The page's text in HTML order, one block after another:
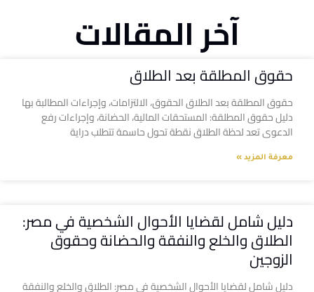
آخر المقالات
حقوق المطلقة بعد الطلاق
حقوق المطلقة بعد الطلاق الحقوق، الالتزامات، وإجراءات المطالبة بها
دليل حقوق المطلقة: المستحقات المالية، الحضانة، وإجراءات رفع
الدعوى تعد لحظة الطلاق نقطة تحول حاسمة تتطلب دراية
معرفة المزيد »
دليل شامل لقضايا الأحوال الشخصية في مصر:
الطلاق والخلع والنفقة والحضانة وحقوق
الزوجين
دليل شامل لقضايا الأحوال الشخصية في مصر: الطلاق والخلع والنفقة